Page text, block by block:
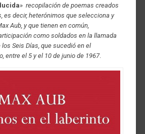
» recopilación de poemas creados
es decir, heterónimos que selecciona y
Aub, y que tienen en común,
como soldados en la llamada
los Seis Días, que sucedió en el
entre el 5 y el 10 de junio de 1967.